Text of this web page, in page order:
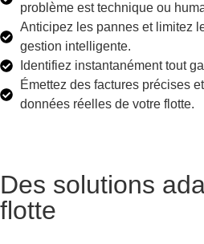
problème est technique ou
Anticipez les pannes et limitez
gestion intelligente.
Identifiez instantanément tout
Émettez des factures précises
données réelles de votre flotte.
Des solutions
flotte